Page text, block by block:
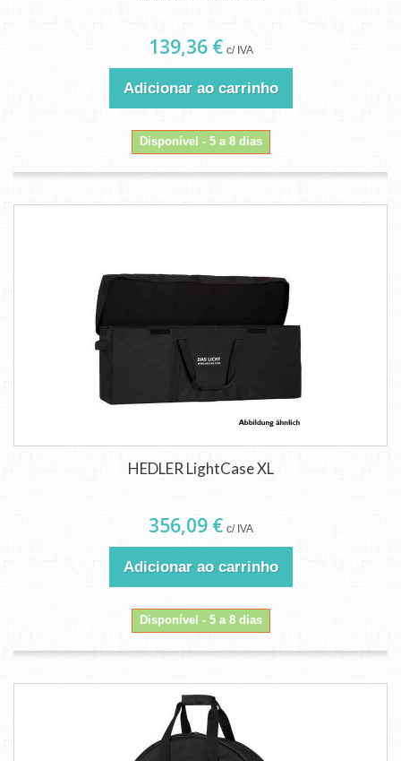
139,36 € c/ IVA
Adicionar ao carrinho
Disponível - 5 a 8 dias
HEDLER LightCase XL
356,09 € c/ IVA
Adicionar ao carrinho
Disponível - 5 a 8 dias